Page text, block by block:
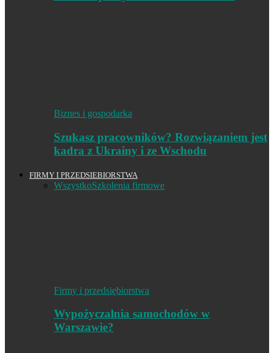
Biznes i gospodarka
Szukasz pracowników? Rozwiązaniem jest
kadra z Ukrainy i ze Wschodu
FIRMY I PRZEDSIEBIORSTWA
WszystkoSzkolenia firmowe
Firmy i przedsiębiorstwa
Wypożyczalnia samochodów w
Warszawie?